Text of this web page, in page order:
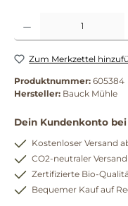
Produkt Anzahl: Gib den
Zum Merkzettel
Produktnummer: 605384
Hersteller: Bauck Mühle
Dein Kundenkonto bei
Kostenloser Versand
CO2-neutraler
Zertifizierte Bio-
Bequemer Kauf auf